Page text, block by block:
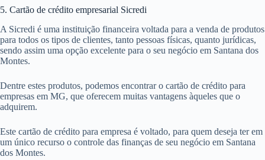
5. Cartão de crédito empresarial Sicredi
A Sicredi é uma instituição financeira voltada para a venda de produtos
para todos os tipos de clientes, tanto pessoas físicas, quanto jurídicas,
sendo assim uma opção excelente para o seu negócio em Santana dos
Montes.
Dentre estes produtos, podemos encontrar o cartão de crédito para
empresas em MG, que oferecem muitas vantagens àqueles que o
adquirem.
Este cartão de crédito para empresa é voltado, para quem deseja ter em
um único recurso o controle das finanças de seu negócio em Santana
dos Montes.